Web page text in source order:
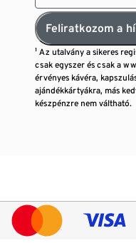
Feliratkozom a
¹ Az utalvány a sikeres
csak egyszer és csak a
érvényes kávéra,
ajándékkártyákra, más
készpénzre nem váltható.